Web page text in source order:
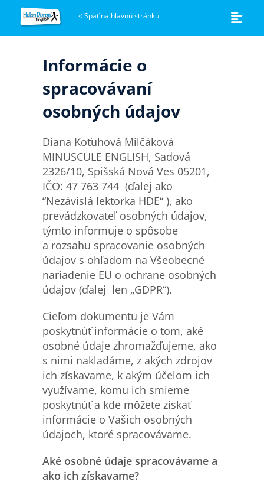
<Späť na hlavnú stránku
Informácie o
spracovávaní
osobných údajov
Diana Koťuhová Milčáková
MINUSCULE ENGLISH, Sadová
2326/10, Spišská Nová Ves 05201,
IČO: 47 763 744 (ďalej ako
“Nezávislá lektorka HDE“ ), ako
prevádzkovateľ osobných údajov,
týmto informuje o spôsobe
a rozsahu spracovanie osobných
údajov s ohľadom na Všeobecné
nariadenie EU o ochrane osobných
údajov (ďalej len „GDPR“).
Cieľom dokumentu je Vám
poskytnúť informácie o tom, aké
osobné údaje zhromažďujeme, ako
s nimi nakladáme, z akých zdrojov
ich získavame, k akým účelom ich
využívame, komu ich smieme
poskytnúť a kde môžete získať
informácie o Vašich osobných
údajoch, ktoré spracovávame.
Aké osobné údaje spracovávame a
ako ich získavame?